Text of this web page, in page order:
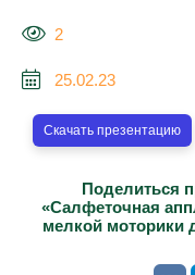
2
25.02.23
Скачать презентацию
Поделиться
«Салфеточная
мелкой моторики